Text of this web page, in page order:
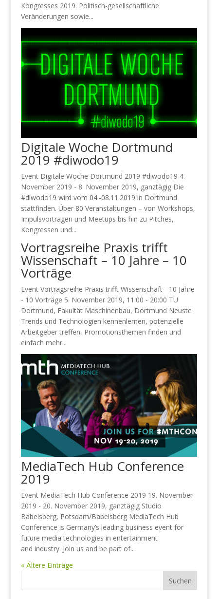
Kongresses 2019. Politisch-gesellschaftliche
Veränderungen sowie...
Digitale Woche Dortmund
2019 #diwodo19
Event Digitale Woche Dortmund 2019 #diwodo19 4.
November 2019 - 8. November 2019, ganztägig Die
#diwodo19 wird vom 04.-08.11.2019 in Dortmund
stattfinden. Über 80 Veranstaltungen – von Workshops,
Impulsvorträgen und Meetups bis hin zu Pitches,
Kongressen und...
Vortragsreihe Praxis trifft
Wissenschaft – 10 Jahre – 10
Vorträge
Event Vortragsreihe Praxis trifft Wissenschaft - 10 Jahre
- 10 Vorträge 5. November 2019, 11:00 - 20:00 TU
Dortmund, Fakultät Maschinenbau, Dortmund Neuste
Trends und Technologien kennenlernen, potenzielle
Arbeitgeber treffen, Promotionsthemen finden und
einfach mehr...
MediaTech Hub Conference
2019
Event MediaTech Hub Conference 2019 19. November
2019 - 20. November 2019, ganztägig Studio
Babelsberg, Potsdam/Babelsberg MediaTech Hub
Conference is Germany’s leading business event for
future media technologies in entertainment
and industry. Join us and be part of...
« Ältere Einträge